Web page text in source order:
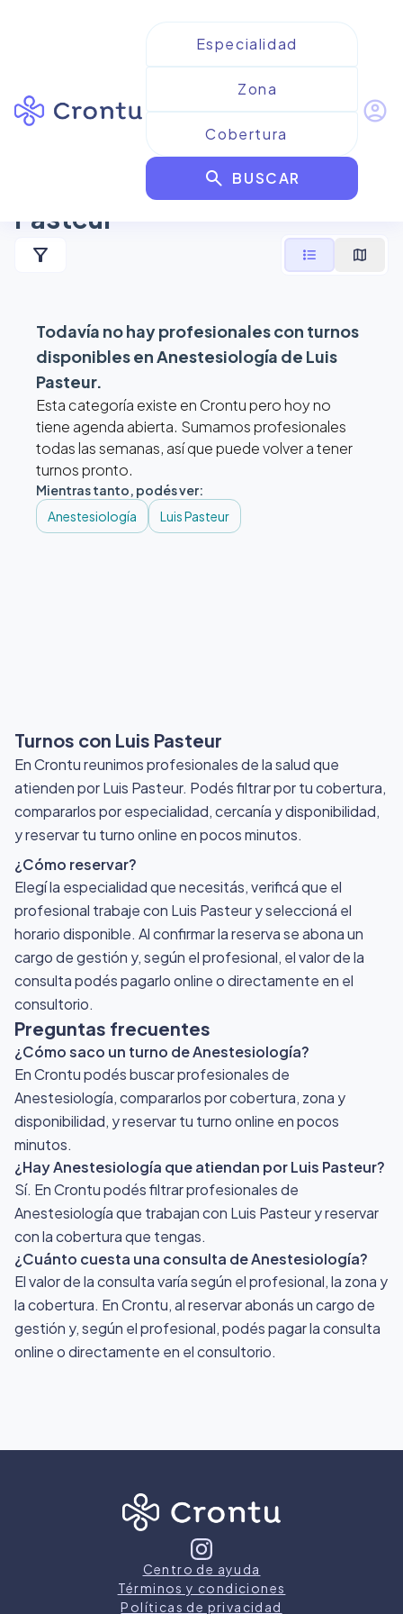
search BUSCAR
account_circle
Resultados para
Anestesiología de Luis
Pasteur
filter_alt format_list_bulleted map
Todavía no hay profesionales con turnos
disponibles enAnestesiología de Luis
Pasteur.
Esta categoría existe en Crontu pero hoy no
tiene agenda abierta. Sumamos profesionales
todas las semanas, así que puede volver a tener
turnos pronto.
Mientras tanto, podés ver:
Anestesiología
Luis Pasteur
Turnos con Luis Pasteur
En Crontu reunimos profesionales de la salud que
atienden por Luis Pasteur. Podés filtrar por tu cobertura,
compararlos por especialidad, cercanía y disponibilidad,
y reservar tu turno online en pocos minutos.
¿Cómo reservar?
Elegí la especialidad que necesitás, verificá que el
profesional trabaje con Luis Pasteur y seleccioná el
horario disponible. Al confirmar la reserva se abona un
cargo de gestión y, según el profesional, el valor de la
consulta podés pagarlo online o directamente en el
consultorio.
Preguntas frecuentes
¿Cómo saco un turno de Anestesiología?
En Crontu podés buscar profesionales de
Anestesiología, compararlos por cobertura, zona y
disponibilidad, y reservar tu turno online en pocos
minutos.
¿Hay Anestesiología que atiendan por Luis Pasteur?
Sí. En Crontu podés filtrar profesionales de
Anestesiología que trabajan con Luis Pasteur y reservar
con la cobertura que tengas.
¿Cuánto cuesta una consulta de Anestesiología?
El valor de la consulta varía según el profesional, la zona y
la cobertura. En Crontu, al reservar abonás un cargo de
gestión y, según el profesional, podés pagar la consulta
online o directamente en el consultorio.
Centro de ayuda
Términos y condiciones
Políticas de privacidad